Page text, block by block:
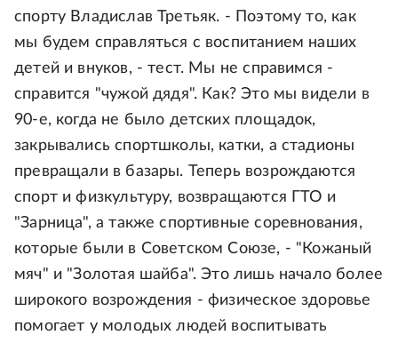
спорту Владислав Третьяк. - Поэтому то, как
мы будем справляться с воспитанием наших
детей и внуков, - тест. Мы не справимся -
справится "чужой дядя". Как? Это мы видели в
90-е, когда не было детских площадок,
закрывались спортшколы, катки, а стадионы
превращали в базары. Теперь возрождаются
спорт и физкультуру, возвращаются ГТО и
"Зарница", а также спортивные соревнования,
которые были в Советском Союзе, - "Кожаный
мяч" и "Золотая шайба". Это лишь начало более
широкого возрождения - физическое здоровье
помогает у молодых людей воспитывать